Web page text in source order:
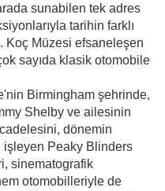
sunabilen tek adres
tarihin farklı
Koç Müzesi efsaneleşen
sayıda klasik otomobile
Birmingham şehrinde,
Shelby ve ailesinin
dönemin
işleyen Peaky Blinders
sinematografik
otomobilleriyle de